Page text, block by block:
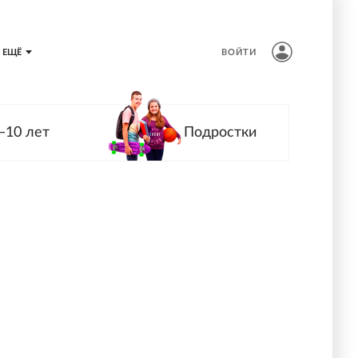
ЕЩЁ ВОЙТИ
лет Подростки